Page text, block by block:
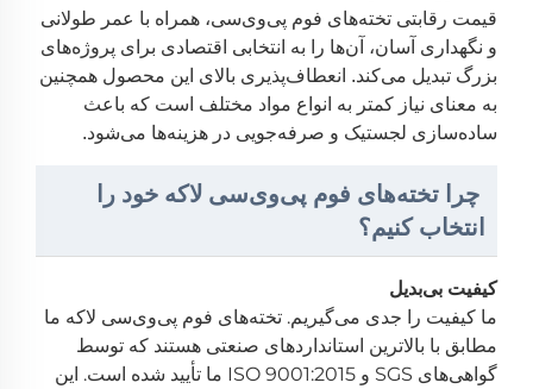
قیمت رقابتی تخته‌های فوم پی‌وی‌سی، همراه با عمر طولانی
و نگهداری آسان، آن‌ها را به انتخابی اقتصادی برای پروژه‌های
بزرگ تبدیل می‌کند. انعطاف‌پذیری بالای این محصول همچنین
به معنای نیاز کمتر به انواع مواد مختلف است که باعث
ساده‌سازی لجستیک و صرفه‌جویی در هزینه‌ها می‌شود.
چرا تخته‌های فوم پی‌وی‌سی لاکه خود را
انتخاب کنیم؟
کیفیت بی‌بدیل
ما کیفیت را جدی می‌گیریم. تخته‌های فوم پی‌وی‌سی لاکه ما
مطابق با بالاترین استانداردهای صنعتی هستند که توسط
گواهی‌های SGS و ISO 9001:2015 ما تأیید شده است. این